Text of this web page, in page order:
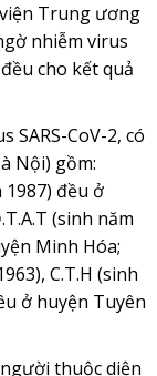
Trung ương
nhiễm virus
cho kết quả
CoV-2, có
Nội) gồm:
1987) đều ở
(sinh năm
Minh Hóa;
C.T.H (sinh
ở huyện Tuyên
thuộc diện